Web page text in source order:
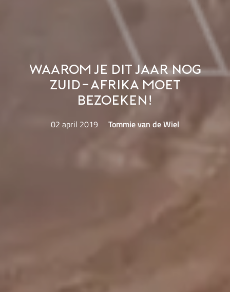
Waarom je dit jaar nog
Zuid-Afrika moet
bezoeken!
02 april 2019 Tommie van de Wiel